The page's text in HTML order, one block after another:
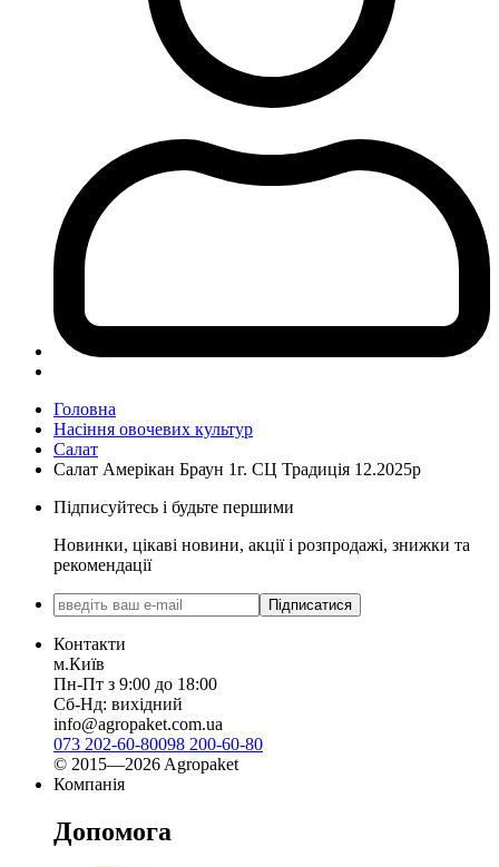
Головна
Насіння овочевих культур
Салат
Салат Амерікан Браун 1г. СЦ Традиція 12.2025р
Підписуйтесь і будьте першими
Новинки, цікаві новини, акції і розпродажі, знижки та
рекомендації
Підписатися
Контакти
м.Київ
Пн-Пт з 9:00 до 18:00
Сб-Нд: вихідний
info@agropaket.com.ua
073 202-60-80098 200-60-80
© 2015—2026 Agropaket
Компанія
Допомога